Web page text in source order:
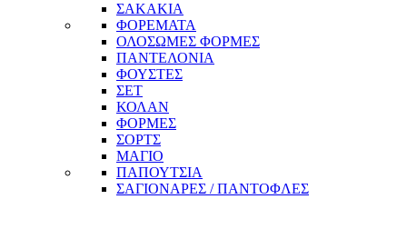
ΣΑΚΑΚΙΑ
ΦΟΡΕΜΑΤΑ
ΟΛΟΣΩΜΕΣ ΦΟΡΜΕΣ
ΠΑΝΤΕΛΟΝΙΑ
ΦΟΥΣΤΕΣ
ΣΕΤ
ΚΟΛΑΝ
ΦΟΡΜΕΣ
ΣΟΡΤΣ
ΜΑΓΙΟ
ΠΑΠΟΥΤΣΙΑ
ΣΑΓΙΟΝΑΡΕΣ / ΠΑΝΤΟΦΛΕΣ